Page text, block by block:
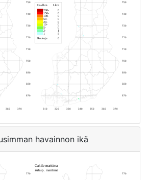
havainnon ikä